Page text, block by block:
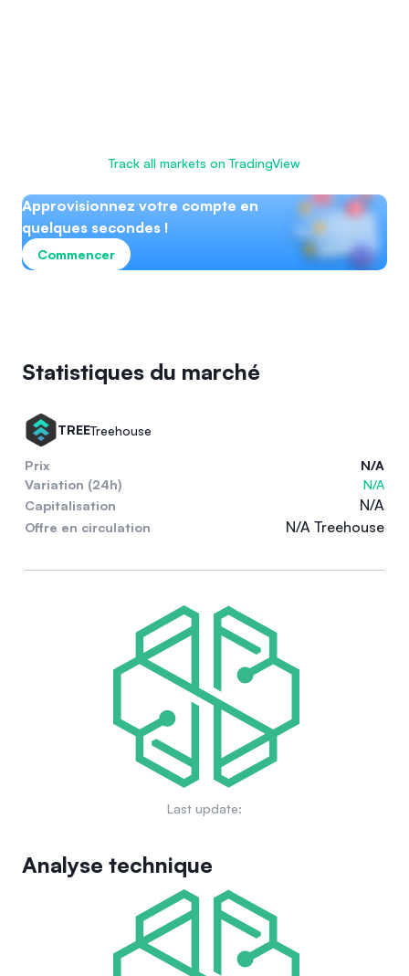
Track all markets on TradingView
Approvisionnez votre compte en
quelques secondes !
Commencer
Statistiques du marché
TREETreehouse
Prix
N/A
Variation (24h)
N/A
Capitalisation
N/A
Offre en circulation N/A Treehouse
Last update:
Analyse technique